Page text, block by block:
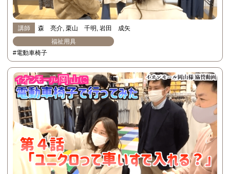
講師 森 亮介 栗山 千明 岩田 成矢
福祉用具
#電動車椅子